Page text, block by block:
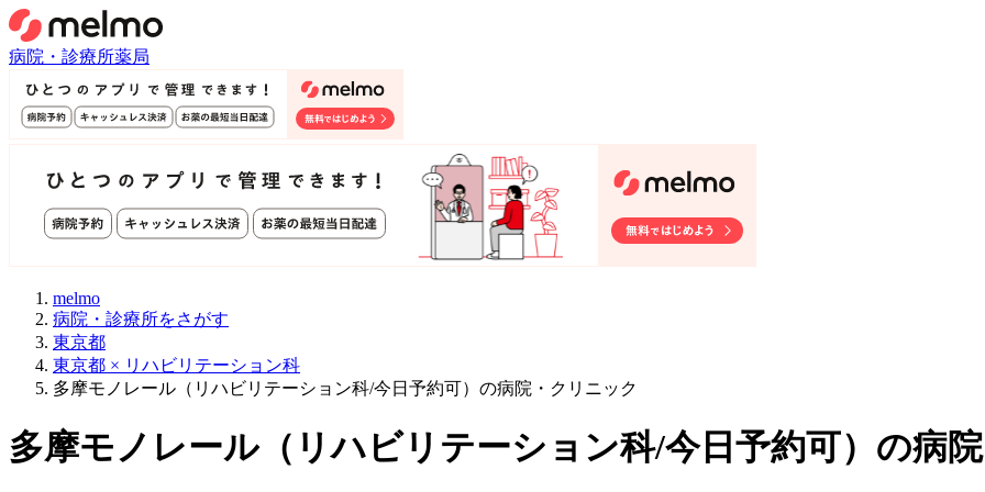
病院・診療所薬局
melmo
病院・診療所をさがす
東京都
東京都 × リハビリテーション科
多摩モノレール（リハビリテーション科/今日予約可）の病院・クリニック
多摩モノレール（ リハビリテーション科/今日予約可） の病